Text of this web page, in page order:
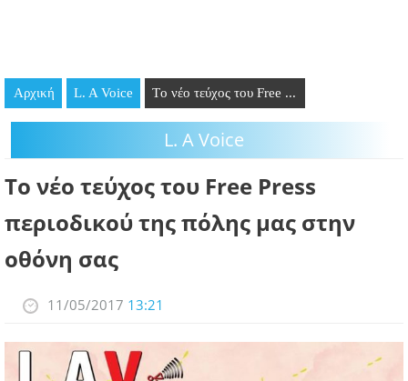
ΘΕΣΕΙΣ ΕΡΓΑΣΙΑΣ
ΠΡΟΣΩΠΑ
Αρχική L. A Voice Tο νέο τεύχος του Free ...
L. A Voice
Tο νέο τεύχος του Free Press
περιοδικού της πόλης μας στην
οθόνη σας
11/05/2017 13:21